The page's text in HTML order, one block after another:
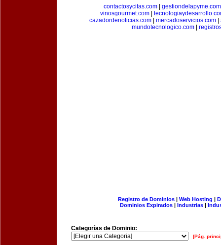
contactosycitas.com| gestiondelapyme.com
vinosgourmet.com
cazadordenoticias.com
mercadoservicios.com
mundotecnologico.com|
Registro de Dominios| Web Hosting |
Dominios Expirados | Industrias |
Categorías de Dominio:
[Pág.